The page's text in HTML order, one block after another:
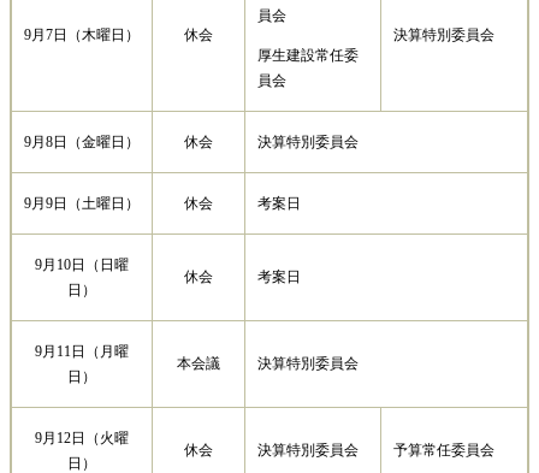
9月7日（木曜日） 休会
員会
厚生建設常任委
員会
決算特別委員会
9月8日（金曜日） 休会 決算特別委員会
9月9日（土曜日） 休会 考案日
9月10日（日曜
日）
休会 考案日
9月11日（月曜
日）
本会議 決算特別委員会
9月12日（火曜
日）
休会 決算特別委員会 予算常任委員会